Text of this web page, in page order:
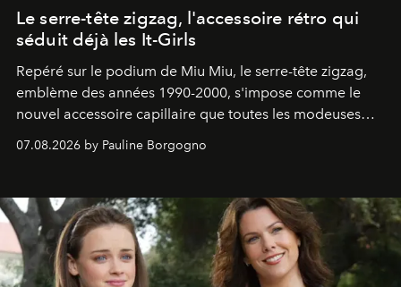
Le serre-tête zigzag, l'accessoire rétro qui
séduit déjà les It-Girls
Repéré sur le podium de Miu Miu, le serre-tête zigzag,
emblème des années 1990-2000, s'impose comme le
nouvel accessoire capillaire que toutes les modeuses
s'arrachent déjà.
07.08.2026 by Pauline Borgogno